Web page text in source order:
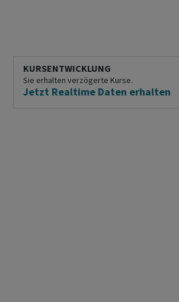
KURSENTWICKLUNG
Sie erhalten verzögerte Kurse.
Jetzt Realtime Daten erhalten